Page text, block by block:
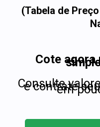
(Tabela de
Cote agora
Consulte
e contrate
em